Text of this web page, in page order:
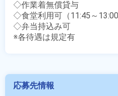
◇作業着無償貸与
◇食堂利用可（11:45～13:00
◇弁当持込み可
※各待遇は規定有
応募先情報